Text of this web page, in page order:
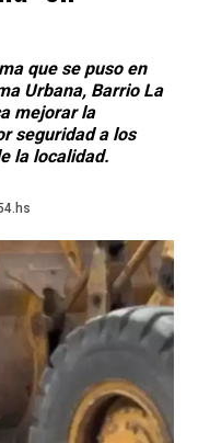
que se puso en
Urbana, Barrio La
mejorar la
seguridad a los
la localidad.